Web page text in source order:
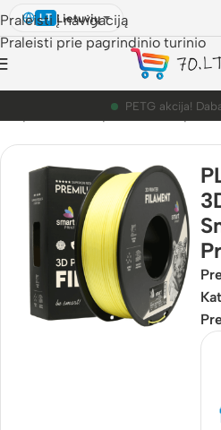
Praleisti į navigaciją
Praleisti prie pagrindinio turinio
LT Lietuvių
PETG akcija!
Spausdinimo plastikai /3D